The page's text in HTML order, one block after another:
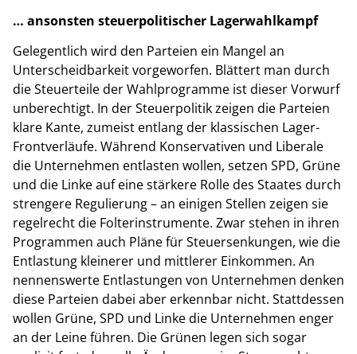
… ansonsten steuerpolitischer Lagerwahlkampf
Gelegentlich wird den Parteien ein Mangel an
Unterscheidbarkeit vorgeworfen. Blättert man durch
die Steuerteile der Wahlprogramme ist dieser Vorwurf
unberechtigt. In der Steuerpolitik zeigen die Parteien
klare Kante, zumeist entlang der klassischen Lager-
Frontverläufe. Während Konservativen und Liberale
die Unternehmen entlasten wollen, setzen SPD, Grüne
und die Linke auf eine stärkere Rolle des Staates durch
strengere Regulierung – an einigen Stellen zeigen sie
regelrecht die Folterinstrumente. Zwar stehen in ihren
Programmen auch Pläne für Steuersenkungen, wie die
Entlastung kleinerer und mittlerer Einkommen. An
nennenswerte Entlastungen von Unternehmen denken
diese Parteien dabei aber erkennbar nicht. Stattdessen
wollen Grüne, SPD und Linke die Unternehmen enger
an der Leine führen. Die Grünen legen sich sogar